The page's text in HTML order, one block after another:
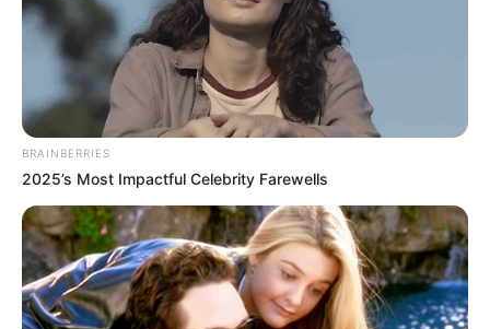
BRAINBERRIES
2025’s Most Impactful Celebrity Farewells